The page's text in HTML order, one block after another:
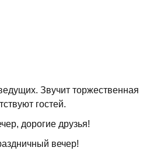
Звучит торжественная
гостей.
дорогие друзья!
вечер!